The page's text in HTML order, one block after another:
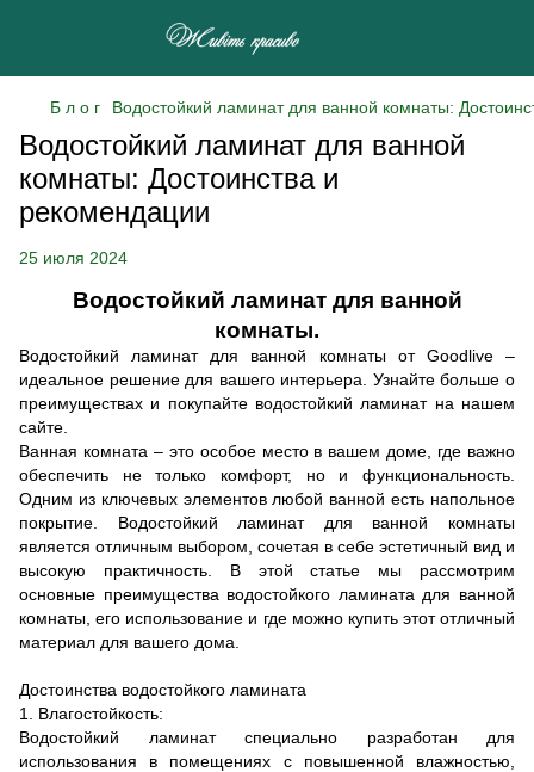
Б л о г Водостойкий ламинат для ванной комнаты:
Водостойкий ламинат для ванной
комнаты: Достоинства и
рекомендации
25 июля 2024
Водостойкий ламинат для ванной
комнаты.
Водостойкий ламинат для ванной комнаты от Goodlive –
идеальное решение для вашего интерьера. Узнайте больше о
преимуществах и покупайте водостойкий ламинат на нашем
сайте.
Ванная комната – это особое место в вашем доме, где важно
обеспечить не только комфорт, но и функциональность.
Одним из ключевых элементов любой ванной есть напольное
покрытие. Водостойкий ламинат для ванной комнаты
является отличным выбором, сочетая в себе эстетичный вид и
высокую практичность. В этой статье мы рассмотрим
основные преимущества водостойкого ламината для ванной
комнаты, его использование и где можно купить этот отличный
материал для вашего дома.
Достоинства водостойкого ламината
1. Влагостойкость:
Водостойкий ламинат специально разработан для
использования в помещениях с повышенной влажностью,